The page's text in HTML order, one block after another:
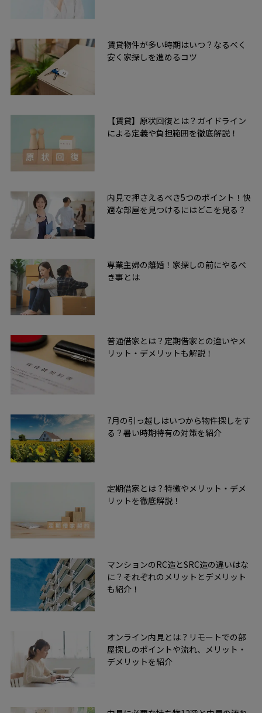
賃貸物件が多い時期はいつ？なるべく
安く家探しを進めるコツ
【賃貸】原状回復とは？ガイドライン
による定義や負担範囲を徹底解説！
内見で押さえるべき5つのポイント！快
適な部屋を見つけるにはどこを見る？
専業主婦の離婚！家探しの前にやるべ
き事とは
普通借家とは？定期借家との違いやメ
リット・デメリットも解説！
7月の引っ越しはいつから物件探しをす
る？暑い時期特有の対策を紹介
定期借家とは？特徴やメリット・デメ
リットを徹底解説！
マンションのRC造とSRC造の違いはな
に？それぞれのメリットとデメリット
も紹介！
オンライン内見とは？リモートでの部
屋探しのポイントや流れ、メリット・
デメリットを紹介